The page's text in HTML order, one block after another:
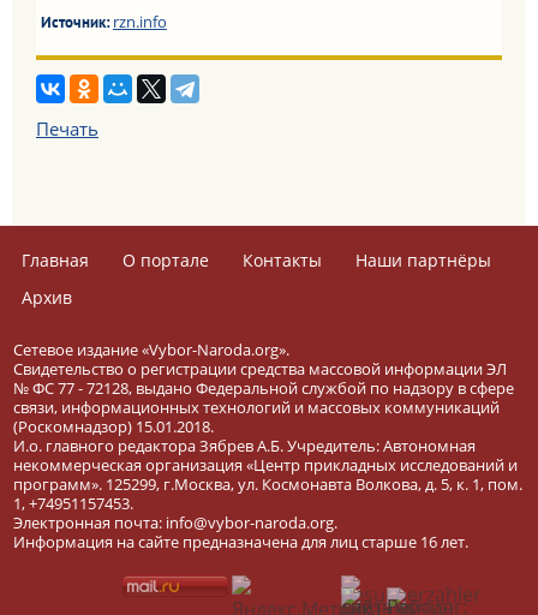
Источник:rzn.info
Печать
Главная О портале Контакты
Наши партнёры
Архив
Сетевое издание «Vybor-Naroda.org».
Свидетельство о регистрации средства массовой информации ЭЛ
№ ФС 77 - 72128, выдано Федеральной службой по надзору в сфере
связи, информационных технологий и массовых коммуникаций
(Роскомнадзор) 15.01.2018.
И.о. главного редактора Зябрев А.Б. Учредитель: Автономная
некоммерческая организация «Центр прикладных исследований и
программ». 125299, г.Москва, ул. Космонавта Волкова, д. 5, к. 1, пом.
1, +74951157453.
Электронная почта: info@vybor-naroda.org.
Информация на сайте предназначена для лиц старше 16 лет.